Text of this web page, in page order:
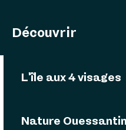
Découvrir
L'île aux 4 visages
Nature